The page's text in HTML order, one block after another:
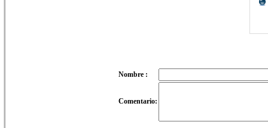
Nombre :
Comentario: